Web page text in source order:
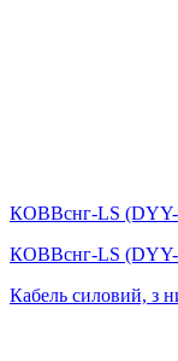
КОВВснг-LS
КОВВснг-LS
Кабель силовий, з